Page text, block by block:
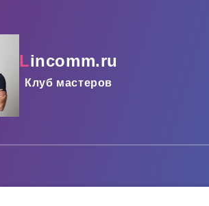
lincomm.ru
Клуб мастеров